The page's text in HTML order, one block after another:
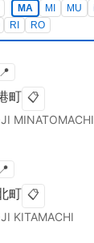
MA MI MU
RI RO
📍
町 📋
MINATOMACHI
📍
町 📋
KITAMACHI